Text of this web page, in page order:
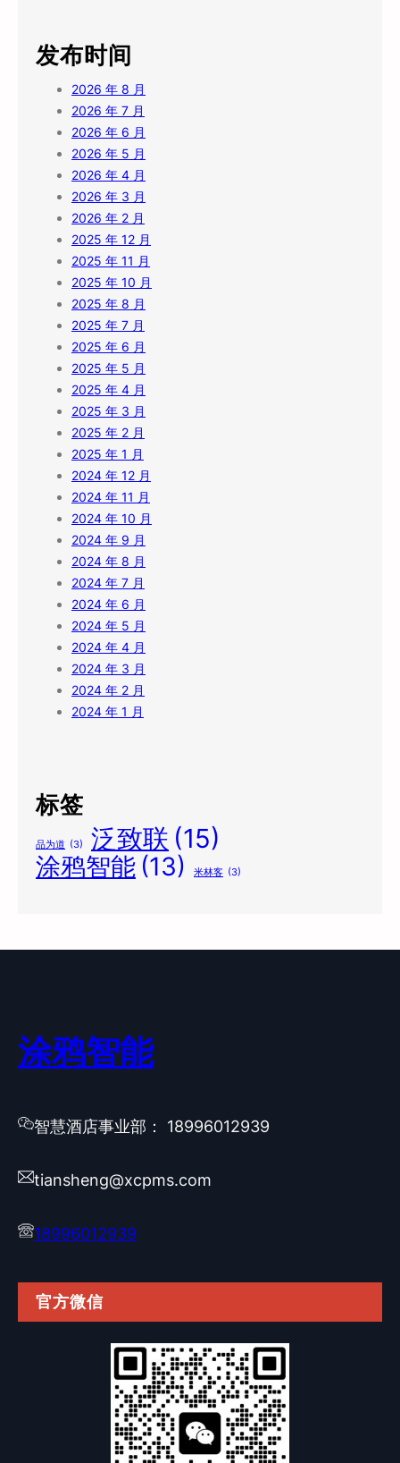
发布时间
2026 年 8 月
2026 年 7 月
2026 年 6 月
2026 年 5 月
2026 年 4 月
2026 年 3 月
2026 年 2 月
2025 年 12 月
2025 年 11 月
2025 年 10 月
2025 年 8 月
2025 年 7 月
2025 年 6 月
2025 年 5 月
2025 年 4 月
2025 年 3 月
2025 年 2 月
2025 年 1 月
2024 年 12 月
2024 年 11 月
2024 年 10 月
2024 年 9 月
2024 年 8 月
2024 年 7 月
2024 年 6 月
2024 年 5 月
2024 年 4 月
2024 年 3 月
2024 年 2 月
2024 年 1 月
标签
品为道 (3) 泛致联 (15)
涂鸦智能 (13) 米林客 (3)
涂鸦智能
智慧酒店事业部： 18996012939
tiansheng@xcpms.com
18996012939
官方微信